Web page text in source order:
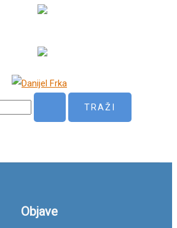
Objave